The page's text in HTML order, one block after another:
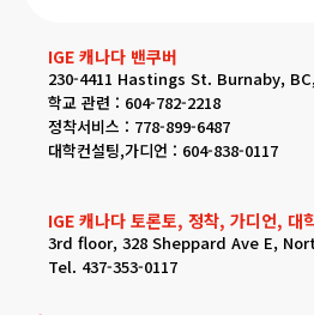
IGE 캐나다 밴쿠버
230-4411 Hastings St. Burnaby,
학교 관련 : 604-782-2218
정착서비스 : 778-899-6487
대학컨설팅,가디언 : 604-838-0117
IGE 캐나다 토론토, 정착, 가디언, 대
3rd floor, 328 Sheppard Ave E,
Tel. 437-353-0117